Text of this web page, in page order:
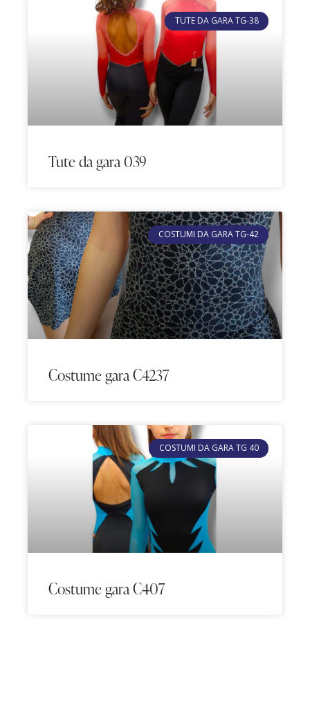
TUTE DA GARA TG-38
Tute da gara 039
COSTUMI DA GARA TG-42
Costume gara C4237
COSTUMI DA GARA TG 40
Costume gara C407